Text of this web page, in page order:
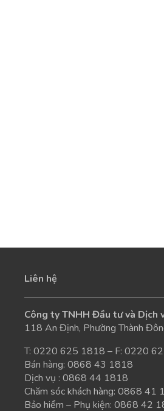
Liên hệ
Công ty TNHH Đầu tư và Dịch
118 An Định, Phường Thành
T: 0220 625 1818 – F: 0220
Bán hàng: 0868 43 1818
Dịch vụ : 0868 44 1818
Chăm sóc khách hàng: 0868 41
Bảo hiểm – Phụ kiện: 0868 42